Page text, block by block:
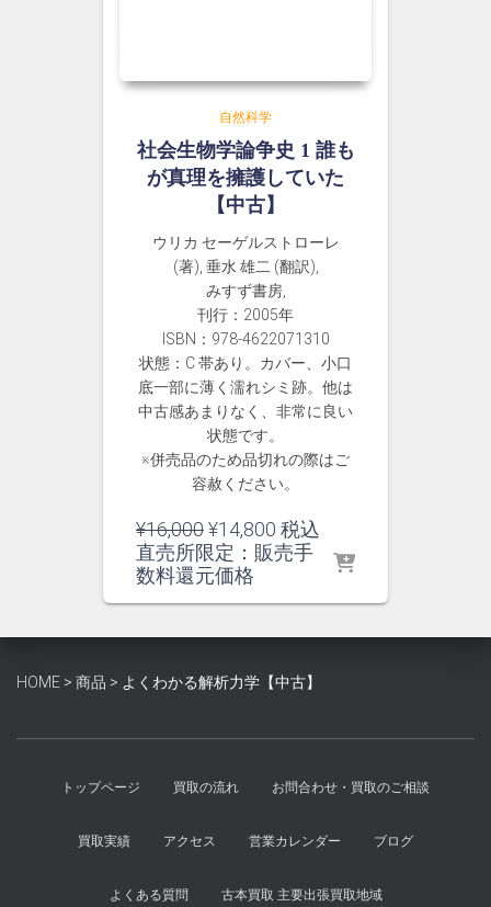
自然科学
社会生物学論争史 1 誰も
が真理を擁護していた
【中古】
ウリカ セーゲルストローレ
(著), 垂水 雄二 (翻訳),
みすず書房,
刊行：2005年
ISBN：978-4622071310
状態：C 帯あり。カバー、小口
底一部に薄く濡れシミ跡。他は
中古感あまりなく、非常に良い
状態です。
※併売品のため品切れの際はご
容赦ください。
¥16,000元
の
価
¥16,000
し
¥14,800 現
在
は
で
税込
直売所限定：販売手
数料還元価格
HOME > 商品 > よくわかる解析力学【中古】
トップページ 買取の流れ お問合わせ・買取のご相談
買取実績 アクセス 営業カレンダー ブログ
よくある質問 古本買取 主要出張買取地域